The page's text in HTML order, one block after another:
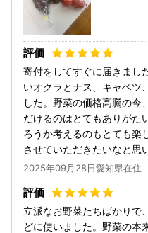
寄付をしてすぐに届きまし
いオクラとナス、キャベツ
した。野菜の価格高騰の今
だけるのはとてもありがた
ろうか考えるのもとても楽
させていただきたいなと思
2025年09月28日愛知県在住
立派なお野菜たちばかりで
どに使いました。野菜の本